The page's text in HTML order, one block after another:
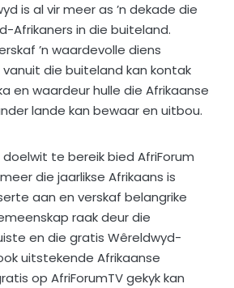
is al vir meer as ’n dekade die
Afrikaners in die buiteland.
’n waardevolle diens
die buiteland kan kontak
en waardeur hulle die Afrikaanse
lande kan bewaar en uitbou.
te bereik bied AfriForum
die jaarlikse Afrikaans is
aan en verskaf belangrike
raak deur die
en die gratis Wêreldwyd-
uitstekende Afrikaanse
op AfriForumTV gekyk kan